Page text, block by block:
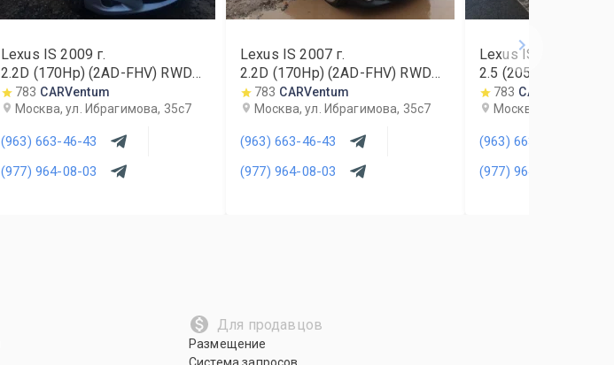
Lexus IS 2009 г.
2.2D (170Hp) (2AD-FHV) RWD
MT783 CARVentum
Москва, ул. Ибрагимова, 35с7
(963) 663-46-43
(977) 964-08-03
Lexus IS 2007г.
2.2D (170Hp) (2AD-FHV) RWD
MT783 CARVentum
Москва, ул. Ибрагимова, 35с7
(963) 663-46-43
(977) 964-08-03
Lexus IS
2.5 (205Hp) (4GR-
783 CARVentum
Москва, ул.
(963) 663-46-43
(977) 964-08-03
Для продавцов
Размещение